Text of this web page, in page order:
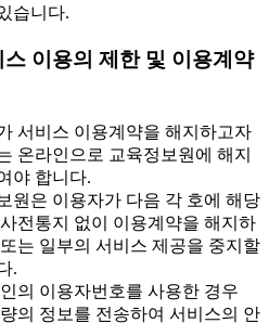
습니다.
이용의 제한 및 이용계약
서비스 이용계약을 해지하고자
온라인으로 교육정보원에 해지
야 합니다.
원은 이용자가 다음 각 호에 해당
전통지 없이 이용계약을 해지하
는 일부의 서비스 제공을 중지할
.
의 이용자번호를 사용한 경우
의 정보를 전송하여 서비스의 안